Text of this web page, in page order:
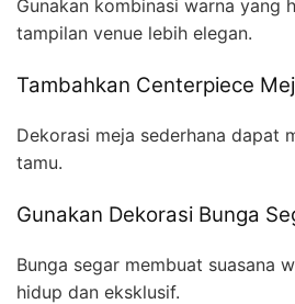
Gunakan kombinasi warna yang
tampilan venue lebih elegan.
Tambahkan Centerpiece
Dekorasi meja sederhana dapat
tamu.
Gunakan Dekorasi Bunga
Bunga segar membuat suasana
hidup dan eksklusif.